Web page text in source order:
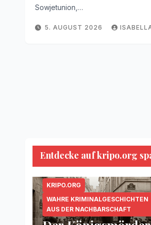
Sowjetunion,…
5. AUGUST 2026
Entdecke auf kripo.org
KRIPO.ORG
WAHRE KRIMINALGESCHICHTEN
AUS DER NACHBARSCHAFT